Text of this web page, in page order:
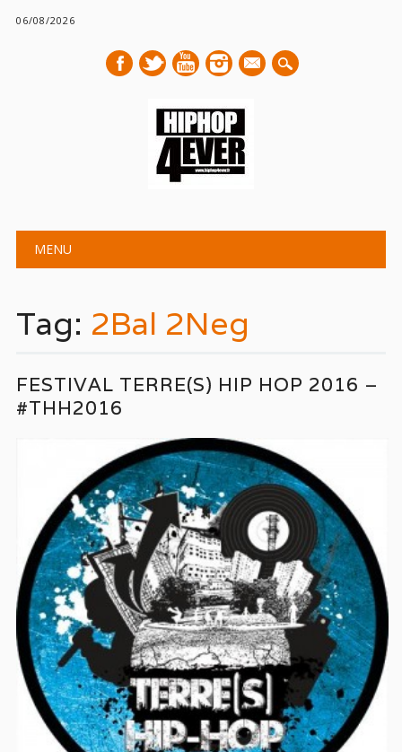
06/08/2026
mail
Main menu
MENU
Tag: 2Bal 2Neg
FESTIVAL TERRE(S) HIP HOP 2016 –
#THH2016